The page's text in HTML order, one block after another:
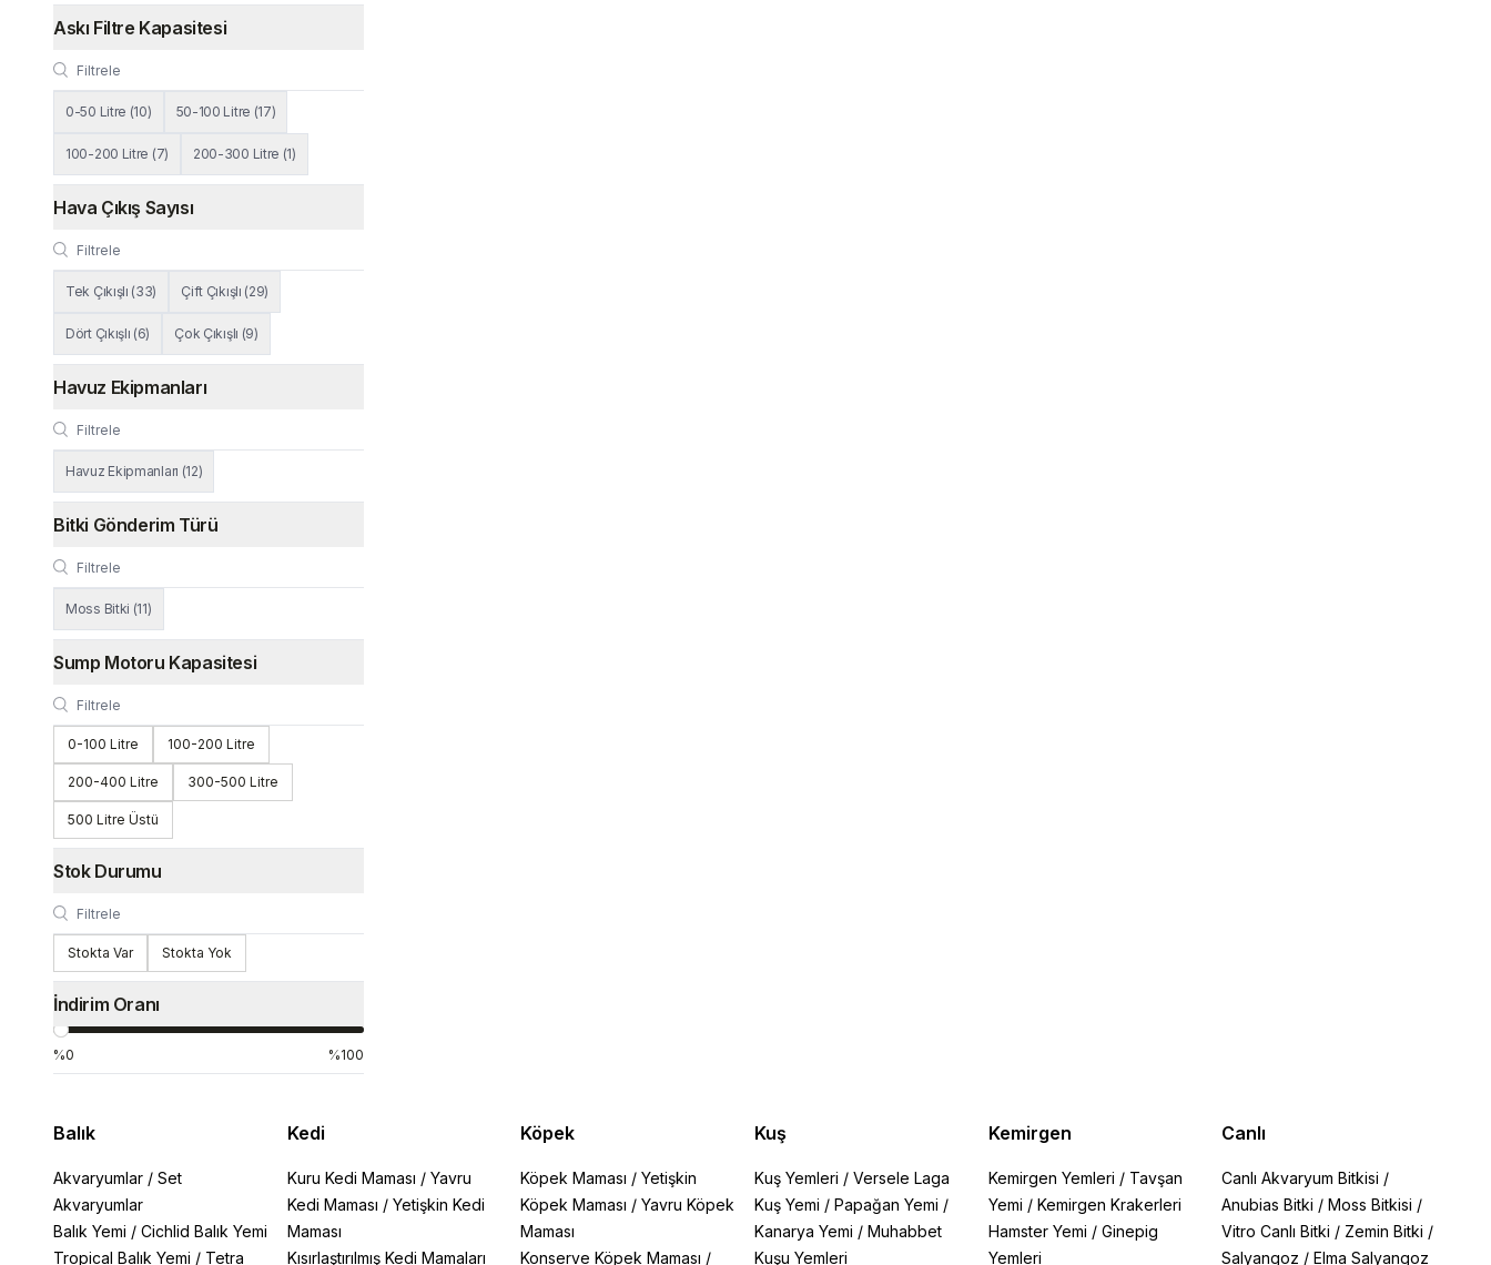
Askı Filtre Kapasitesi
0-50 Litre (10) 50-100 Litre (17)
100-200 Litre (7) 200-300 Litre (1)
Hava Çıkış Sayısı
Tek Çıkışlı (33) Çift Çıkışlı (29)
Dört Çıkışlı (6) Çok Çıkışlı (9)
Havuz Ekipmanları
Havuz Ekipmanları (12)
Bitki Gönderim Türü
Moss Bitki (11)
Sump Motoru Kapasitesi
0-100 Litre 100-200 Litre
200-400 Litre 300-500 Litre
500 Litre Üstü
Stok Durumu
Stokta Var Stokta Yok
İndirim Oranı
%0 %100
Balık
Akvaryumlar / Set
Akvaryumlar
Balık Yemi / Cichlid Balık Yemi
Tropical Balık Yemi / Tetra
Kedi
Kuru Kedi Maması / Yavru
Kedi Maması / Yetişkin Kedi
Maması
Kısırlaştırılmış Kedi Mamaları
Köpek
Köpek Maması /Yetişkin
Köpek Maması /Yavru Köpek
Maması
Konserve Köpek Maması /
Kuş
Kuş Yemleri / Versele Laga
Kuş Yemi / Papağan Yemi /
Kanarya Yemi / Muhabbet
Kuşu Yemleri
Kemirgen
Kemirgen Yemleri / Tavşan
Yemi / Kemirgen Krakerleri
Hamster Yemi / Ginepig
Yemleri
Canlı
Canlı Akvaryum Bitkisi /
Anubias Bitki /Moss Bitkisi /
Vitro Canlı Bitki / Zemin Bitki /
Salyangoz /Elma Salyangoz